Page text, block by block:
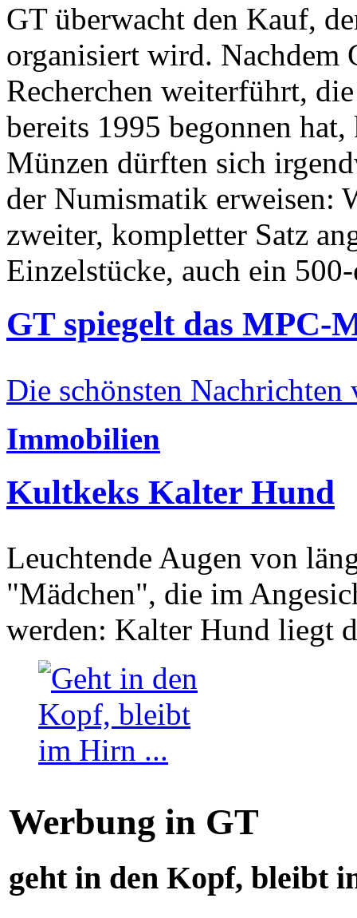
GT überwacht den Kauf,
organisiert wird. Nachdem
Recherchen weiterführt,
bereits 1995 begonnen
Münzen dürften sich
der Numismatik erweisen:
zweiter, kompletter Satz
Einzelstücke, auch ein
GT spiegelt das MPC-
Die schönsten Nachrichten
Immobilien
Kultkeks Kalter Hund
Leuchtende Augen von
"Mädchen", die im
werden: Kalter Hund liegt
Werbung in GT
geht in den Kopf, bleibt